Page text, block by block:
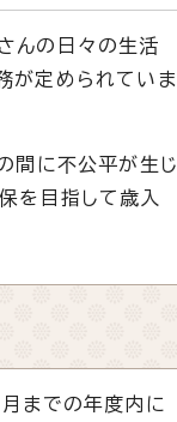
んの日々の生活
が定められていま
間に不公平が生じ
を目指して歳入
までの年度内に